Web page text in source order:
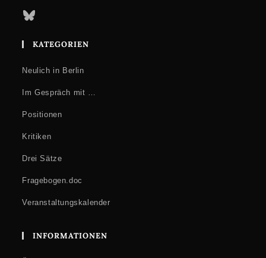
Bluesky
KATEGORIEN
Neulich in Berlin
Im Gespräch mit …
Positionen
Kritiken
Drei Sätze
Fragebogen.doc
Veranstaltungskalender
INFORMATIONEN